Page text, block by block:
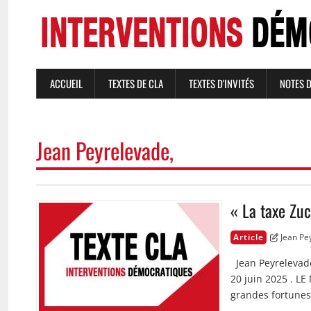
NAVIGATION
PRINCIPALE
ACCUEIL TEXTES DE CLA TEXTES D'INVITÉS NOTES
Jean Peyrelevade,
« La taxe
Article Jean
Jean
20 juin 2025 .
grandes